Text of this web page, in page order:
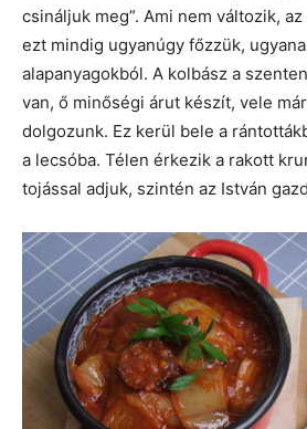
csináljuk meg”. Ami nem változik,
ezt mindig ugyanúgy főzzük,
alapanyagokból. A kolbász a
van, ő minőségi árut készít, vele
dolgozunk. Ez kerül bele a
a lecsóba. Télen érkezik a rakott
tojással adjuk, szintén az István